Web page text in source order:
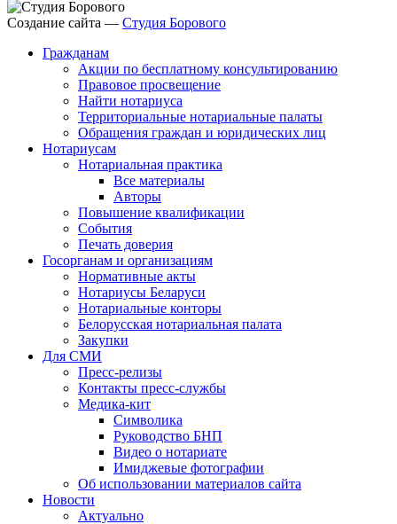
Создание сайта — Студия Борового
Гражданам
Акции по бесплатному консультированию
Правовое просвещение
Найти нотариуса
Территориальные нотариальные палаты
Обращения граждан и юридических лиц
Нотариусам
Нотариальная практика
Все материалы
Авторы
Повышение квалификации
События
Печать доверия
Госорганам и организациям
Нормативные акты
Нотариусы Беларуси
Нотариальные конторы
Белорусская нотариальная палата
Закупки
Для СМИ
Пресс-релизы
Контакты пресс-службы
Медика-кит
Символика
Руководство БНП
Видео о нотариате
Имиджевые фотографии
Об использовании материалов сайта
Новости
Актуально